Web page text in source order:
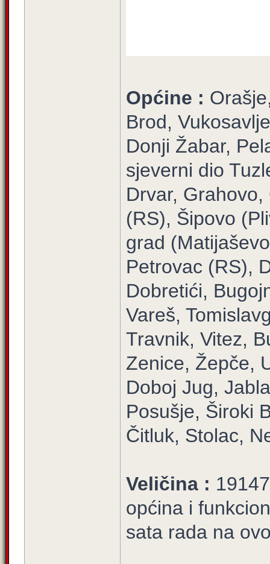
Općine :
Brod,
Donji Žabar,
sjeverni dio
Drvar,
(RS), Šipovo
grad
Petrovac (RS),
Dobretići,
Vareš,
Travnik, Vitez,
Zenice, Žepče,
Doboj Jug,
Posušje, Široki
Čitluk, Stolac,
Veličina :
općina i
sata rada na